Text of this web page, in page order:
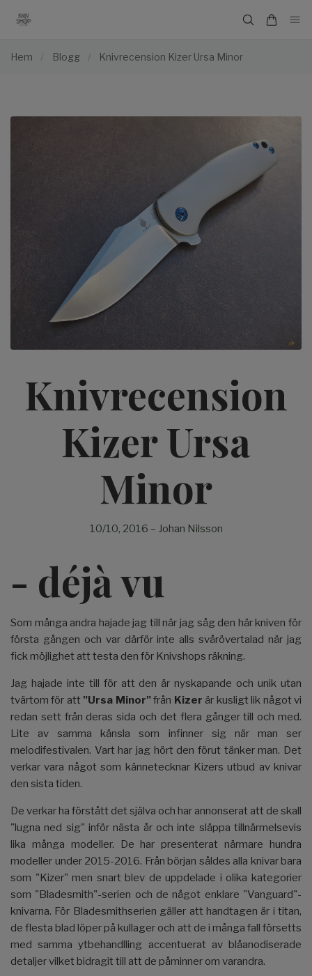
Hem / Blogg / Knivrecension Kizer Ursa Minor
Knivrecension
Kizer Ursa
Minor
10/10, 2016 – Johan Nilsson
- déjà vu
Som många andra hajade jag till när jag såg den här kniven för
första gången och var därför inte alls svårövertalad när jag
fick möjlighet att testa den för Knivshops räkning.
Jag hajade inte till för att den är nyskapande och unik utan
tvärtom för att "Ursa Minor"från Kizer är kusligt lik något vi
redan sett från deras sida och det flera gånger till och med.
Lite av samma känsla som infinner sig när man ser
melodifestivalen. Vart har jag hört den förut tänker man. Det
verkar vara något som kännetecknar Kizers utbud av knivar
den sista tiden.
De verkar ha förstått det själva och har annonserat att de skall
"lugna ned sig" inför nästa år och inte släppa tillnärmelsevis
lika många modeller. De har presenterat närmare hundra
modeller under 2015-2016. Från början såldes alla knivar bara
som "Kizer" men snart blev de uppdelade i olika kategorier
som "Bladesmith"-serien och de något enklare "Vanguard"-
knivarna. För Bladesmithserien gäller att handtagen är i titan,
de flesta blad löper på kullager och att de i många fall försetts
med samma ytbehandlling accentuerat av blåanodiserade
detaljer vilket bidragit till att de påminner om varandra.